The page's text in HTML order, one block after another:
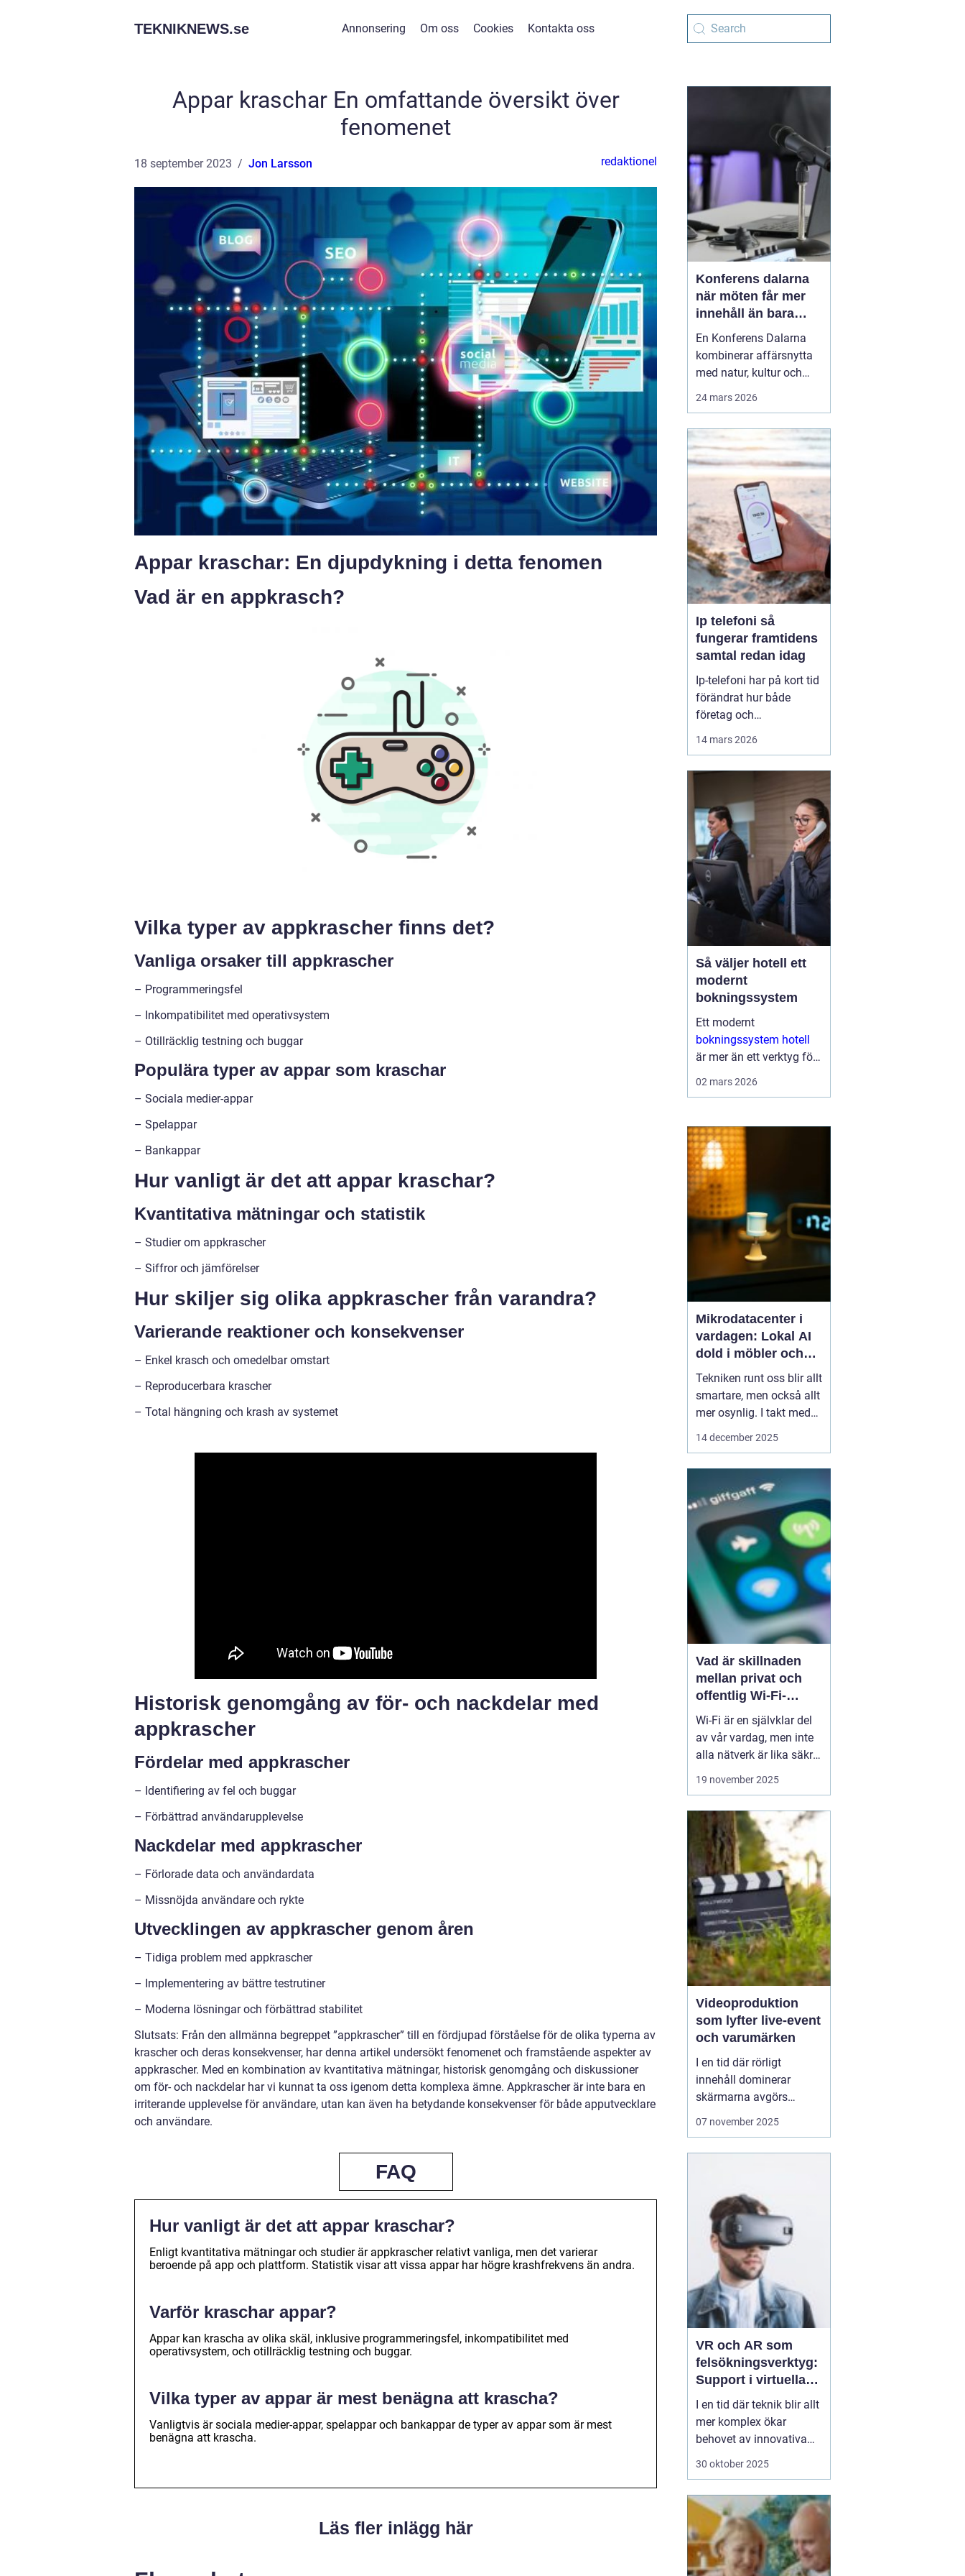
TEKNIKNEWS.se Annonsering Om oss Cookies Kontakta oss
Appar kraschar En omfattande översikt över
fenomenet
18 september 2023 Jon Larsson redaktionel
Appar kraschar: En djupdykning i detta fenomen
Vad är en appkrasch?
Vilka typer av appkrascher finns det?
Vanliga orsaker till appkrascher
– Programmeringsfel
– Inkompatibilitet med operativsystem
– Otillräcklig testning och buggar
Populära typer av appar som kraschar
– Sociala medier-appar
– Spelappar
– Bankappar
Hur vanligt är det att appar kraschar?
Kvantitativa mätningar och statistik
– Studier om appkrascher
– Siffror och jämförelser
Hur skiljer sig olika appkrascher från varandra?
Varierande reaktioner och konsekvenser
– Enkel krasch och omedelbar omstart
– Reproducerbara krascher
– Total hängning och krash av systemet
Historisk genomgång av för- och nackdelar med
appkrascher
Fördelar med appkrascher
– Identifiering av fel och buggar
– Förbättrad användarupplevelse
Nackdelar med appkrascher
– Förlorade data och användardata
– Missnöjda användare och rykte
Utvecklingen av appkrascher genom åren
– Tidiga problem med appkrascher
– Implementering av bättre testrutiner
– Moderna lösningar och förbättrad stabilitet
Slutsats: Från den allmänna begreppet ”appkrascher” till en fördjupad förståelse för de olika typerna av
krascher och deras konsekvenser, har denna artikel undersökt fenomenet och framstående aspekter av
appkrascher. Med en kombination av kvantitativa mätningar, historisk genomgång och diskussioner
om för- och nackdelar har vi kunnat ta oss igenom detta komplexa ämne. Appkrascher är inte bara en
irriterande upplevelse för användare, utan kan även ha betydande konsekvenser för både apputvecklare
och användare.
FAQ
Hur vanligt är det att appar kraschar?
Enligt kvantitativa mätningar och studier är appkrascher relativt vanliga, men det varierar
beroende på app och plattform. Statistik visar att vissa appar har högre krashfrekvens än andra.
Varför kraschar appar?
Appar kan krascha av olika skäl, inklusive programmeringsfel, inkompatibilitet med
operativsystem, och otillräcklig testning och buggar.
Vilka typer av appar är mest benägna att krascha?
Vanligtvis är sociala medier-appar, spelappar och bankappar de typer av appar som är mest
benägna att krascha.
Läs fler inlägg här
Konferens dalarna
när möten får mer
innehåll än bara
agendan
En Konferens Dalarna
kombinerar affärsnytta
med natur, kultur och
Regionen lockar med
kort restid från
storstäderna, tydlig
årstidskänsla, stark lokal
matkultur och en miljö
som gör det lättare fö...
24 mars 2026
Ip telefoni så
fungerar framtidens
samtal redan idag
Ip-telefoni har på kort tid
förändrat hur både
företag och
går samtalen via
internet. Kostnaderna
sjunker, flexibiliteten
ökar och möjligheterna
att bygga ...
14 mars 2026
Så väljer hotell ett
modernt
bokningssystem
Ett modernt
bokningssystem hotell
är mer än ett verktyg för
verksamheten. Här
hanteras bokningar,
incheckning, betalningar,
gäs...
02 mars 2026
Mikrodatacenter i
vardagen: Lokal AI
dold i möbler och
lampor
Tekniken runt oss blir allt
smartare, men också allt
mer osynlig. I takt med
att lokal AI flyttar från
förändras hur vi tänker
kring beräkning,
integritet och k...
14 december 2025
Vad är skillnaden
mellan privat och
offentlig Wi-Fi-
säkerhet?
Wi-Fi är en självklar del
av vår vardag, men inte
alla nätverk är lika säkra.
Privata nätverk hemma
över vilka som får
ansluta, medan
offentliga Wi-Fi-nät...
19 november 2025
Videoproduktion
som lyfter live-event
och varumärken
I en tid där rörligt
innehåll dominerar
skärmarna avgörs
mycket av kvaliteten på
tydligt och minnesvä...
07 november 2025
VR och AR som
felsökningsverktyg:
Support i virtuella
miljöer
I en tid där teknik blir allt
mer komplex ökar
behovet av innovativa
sätt att ge support. VR
erbjuder nya möjligheter
för felsökning, där
supportpersonal...
30 oktober 2025